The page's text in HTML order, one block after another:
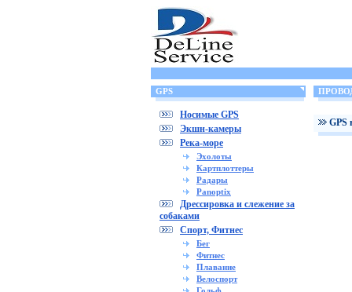
GPS
Носимые GPS
Экшн-камеры
Река-море
Эхолоты
Картплоттеры
Радары
Panoptix
Дрессировка и слежение за
собаками
Спорт, Фитнес
Бег
Фитнес
Плавание
Велоспорт
GPS